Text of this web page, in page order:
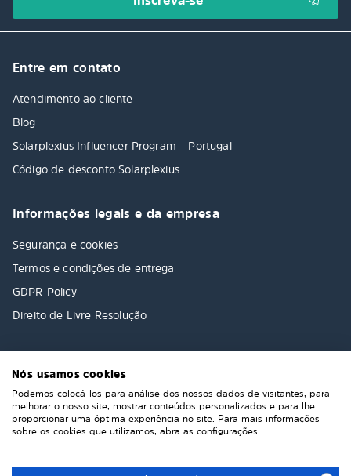
Entre em contato
Atendimento ao cliente
Blog
Solarplexius Influencer Program – Portugal
Código de desconto Solarplexius
Informações legais e da empresa
Segurança e cookies
Termos e condições de entrega
GDPR-Policy
Direito de Livre Resolução
Nós usamos cookies
Podemos colocá-los para análise dos nossos dados de visitantes, para
melhorar o nosso site, mostrar conteúdos personalizados e para lhe
proporcionar uma óptima experiência no site. Para mais informações
sobre os cookies que utilizamos, abra as configurações.